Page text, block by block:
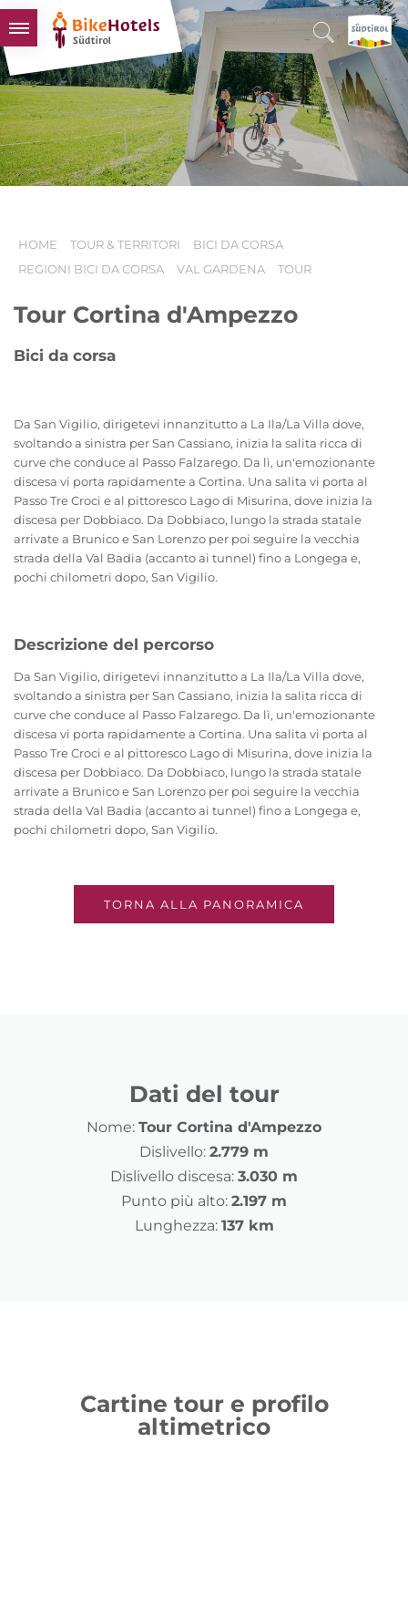
BIKEHOTELS
HOTELS & PACCHETTI
TOUR & TERRITORI
L'ALTO ADIGE & NOI
HOME TOUR & TERRITORI
BICI DA CORSA
REGIONI BICI DA CORSA
VAL GARDENA TOUR
Tour Cortina d'Ampezzo
Bici da corsa
Da San Vigilio, dirigetevi innanzitutto a La Ila/La Villa dove,
svoltando a sinistra per San Cassiano, inizia la salita ricca di
curve che conduce al Passo Falzarego. Da lì, un'emozionante
discesa vi porta rapidamente a Cortina. Una salita vi porta al
Passo Tre Croci e al pittoresco Lago di Misurina, dove inizia la
discesa per Dobbiaco. Da Dobbiaco, lungo la strada statale
arrivate a Brunico e San Lorenzo per poi seguire la vecchia
strada della Val Badia (accanto ai tunnel) fino a Longega e,
pochi chilometri dopo, San Vigilio.
Descrizione del percorso
Da San Vigilio, dirigetevi innanzitutto a La Ila/La Villa dove,
svoltando a sinistra per San Cassiano, inizia la salita ricca di
curve che conduce al Passo Falzarego. Da lì, un'emozionante
discesa vi porta rapidamente a Cortina. Una salita vi porta al
Passo Tre Croci e al pittoresco Lago di Misurina, dove inizia la
discesa per Dobbiaco. Da Dobbiaco, lungo la strada statale
arrivate a Brunico e San Lorenzo per poi seguire la vecchia
strada della Val Badia (accanto ai tunnel) fino a Longega e,
pochi chilometri dopo, San Vigilio.
TORNA ALLA PANORAMICA
Dati del tour
Nome: Tour Cortina d'Ampezzo
Dislivello: 2.779 m
Dislivello discesa: 3.030 m
Punto più alto: 2.197 m
Lunghezza: 137 km
Cartine tour e profilo
altimetrico